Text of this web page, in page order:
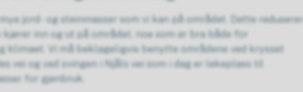
jord- og steinmasser som vi kan på området. Dette reduserer
inn og ut på området, noe som er bra både for
Vi må beklageligvis benytte områdene ved krysset
vei og ved svingen i Njåls vei som i dag er lekeplass til
for gjenbruk.